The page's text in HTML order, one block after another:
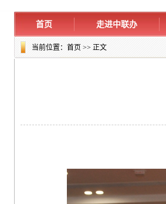
首页 走进中联办
当前位置：首页>> 正文